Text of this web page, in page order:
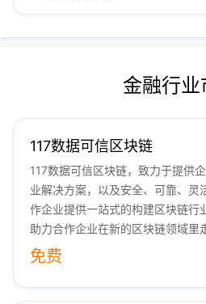
金融行业
117数据可信区块链
117数据可信区块链，致力于提供
业解决方案，以及安全、可靠、灵
作企业提供一站式的构建区块链行
助力合作企业在新的区块链领域里
免费